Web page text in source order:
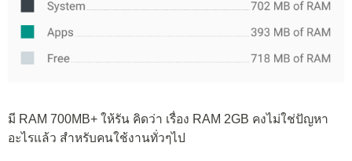
มี RAM 700MB+ ให้รัน คิดว่า เรื่อง RAM 2GB คงไม่ใช่ปัญหา
อะไรแล้ว สำหรับคนใช้งานทั่วๆไป